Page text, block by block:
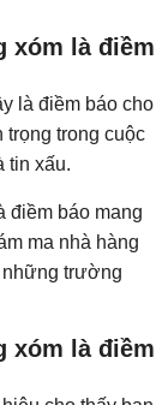
xóm là điềm
là điềm báo cho
trọng trong cuộc
tin xấu.
điềm báo mang
ma nhà hàng
những trường
xóm là điềm